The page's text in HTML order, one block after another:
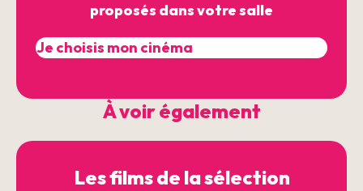
proposés dans votre salle
À voir également
Les films de la sélection